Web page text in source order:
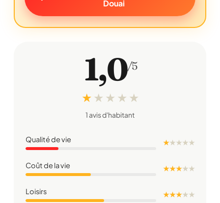
Douai
1,0/5
★ ★ ★ ★ ★
1 avis d'habitant
Qualité de vie ★★★★★
Coût de la vie ★ ★ ★★★
Loisirs ★ ★ ★★★